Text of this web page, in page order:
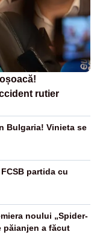
rutier
Bulgaria! Vinieta se
partida cu
noului „Spider-
păianjen a făcut